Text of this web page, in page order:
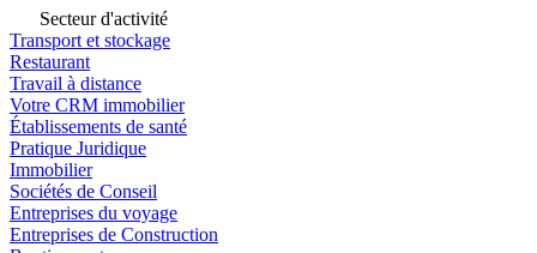
Secteur d'activité
Transport et stockage
Restaurant
Travail à distance
Votre CRM immobilier
Établissements de santé
Pratique Juridique
Immobilier
Sociétés de Conseil
Entreprises du voyage
Entreprises de Construction